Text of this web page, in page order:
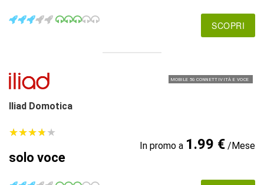
SCOPRI
MOBILE 5G CONNETTIVITÀ E VOCE
Iliad Domotica
★★★★★
★★★★★
solo voce
In promo a 1.99 €/Mese